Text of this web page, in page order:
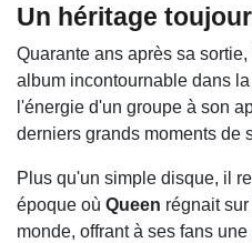
Un héritage
Quarante ans après sa sortie,
album incontournable dans
l'énergie d'un groupe à son
derniers grands moments de
Plus qu'un simple disque, il
époque où Queen régnait
monde, offrant à ses fans